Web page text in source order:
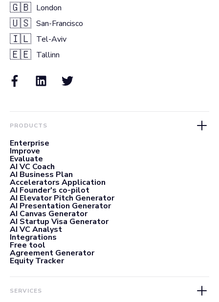
🇬🇧 London
🇺🇸 San-Francisco
🇮🇱 Tel-Aviv
🇪🇪 Tallinn
PRODUCTS
Enterprise
Improve
Evaluate
AI VC Coach
AI Business Plan
Accelerators Application
AI Founder's co-pilot
AI Elevator Pitch Generator
AI Presentation Generator
AI Canvas Generator
AI Startup Visa Generator
AI VC Analyst
Integrations
Free tool
Agreement Generator
Equity Tracker
SERVICES